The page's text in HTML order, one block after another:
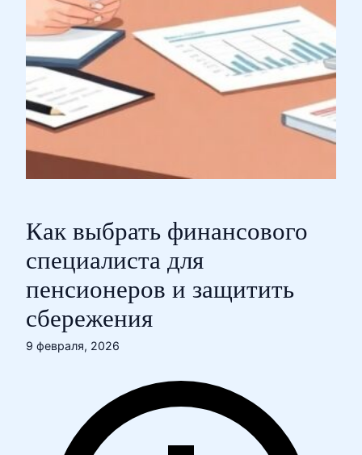
Как выбрать финансового
специалиста для
пенсионеров и защитить
сбережения
9 февраля, 2026